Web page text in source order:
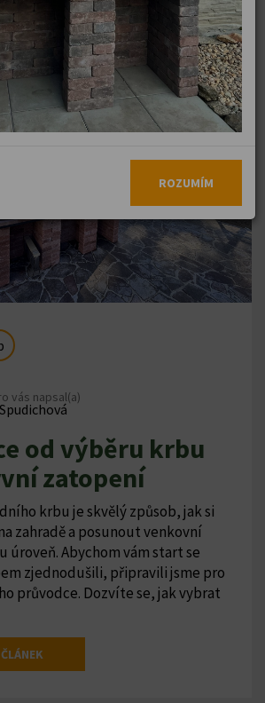
ROZUMÍM
vás napsal(a)
od výběru krbu
zatopení
krbu je skvělý způsob, jak si
zahradě a posunout venkovní
úroveň. Abychom vám start se
zjednodušili, připravili jsme pro
průvodce. Dozvíte se, jak vybrat